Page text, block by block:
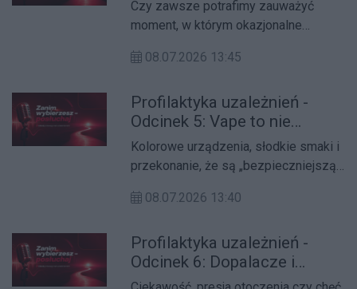
Czy zawsze potrafimy zauważyć
moment, w którym okazjonalne
tylko wyborem? Dlaczego granica
trudna do dostrzeżenia?
08.07.2026 13:45
Profilaktyka uzależnień -
Odcinek 5: Vape to nie
zabawka - fakty zamiast
mitów
Kolorowe urządzenia, słodkie smaki i
przekonanie, że są „bezpieczniejszą”
narosło wiele mitów. Jak jest
nikotynie i jakie konsekwencje może
nieść regularne sięganie po vape'y?
08.07.2026 13:40
Profilaktyka uzależnień -
Odcinek 6: Dopalacze i
narkotyki - ryzyko, którego